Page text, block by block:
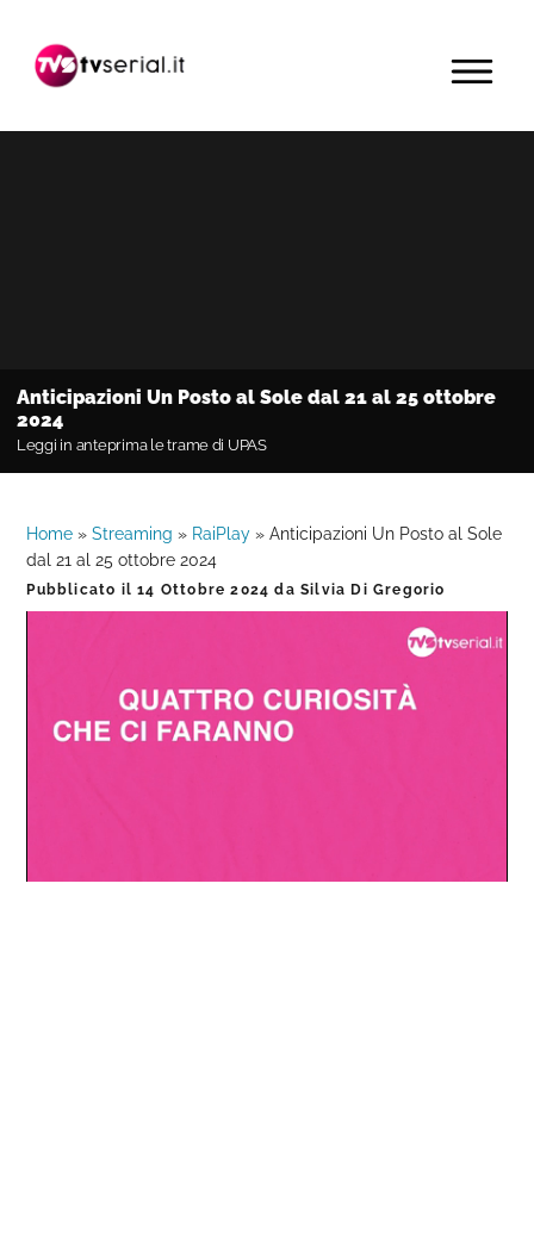
navigazione
contenuto
barra
primaria
MENU
Anticipazioni Un Posto al Sole dal 21 al 25 ottobre
2024
Leggi in anteprima le trame di UPAS
Home »Streaming » RaiPlay »Anticipazioni Un Posto al Sole
dal 21 al 25 ottobre 2024
Pubblicato il14 Ottobre 2024 daSilvia Di Gregorio
0%
0%